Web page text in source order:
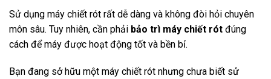
Sử dụng máy chiết rót rất dễ dàng và không đòi hỏi chuyên
môn sâu. Tuy nhiên, cần phải bảo trì máy chiết rót đúng
cách để máy được hoạt động tốt và bền bỉ.
Bạn đang sở hữu một máy chiết rót nhưng chưa biết sử